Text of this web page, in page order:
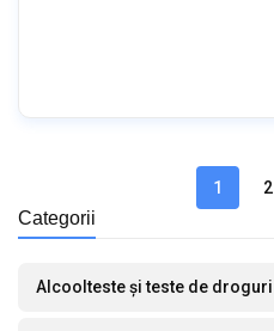
Categorii
Alcoolteste și teste de droguri
1 2